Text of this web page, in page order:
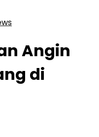
Angin
di